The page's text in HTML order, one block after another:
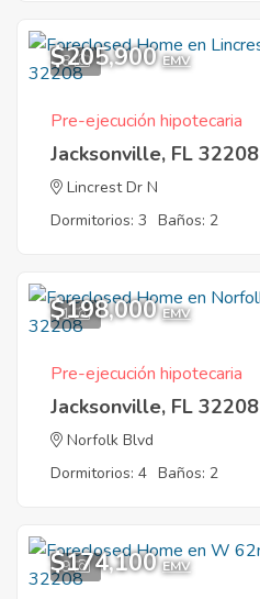
8
$205,900 EMV
Pre-ejecución hipotecaria
Jacksonville, FL 32208
Lincrest Dr N
Dormitorios: 3 Baños: 2
1
$198,000 EMV
Pre-ejecución hipotecaria
Jacksonville, FL 32208
Norfolk Blvd
Dormitorios: 4 Baños: 2
9
$174,100 EMV